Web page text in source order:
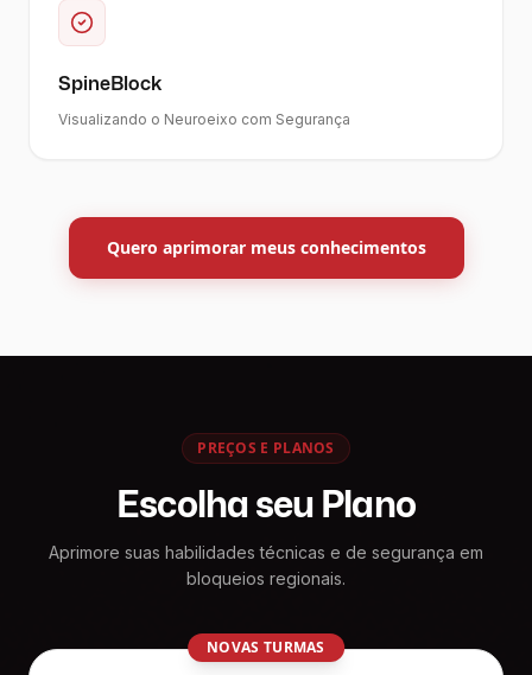
SpineBlock
Visualizando o Neuroeixo com Segurança
Quero aprimorar meus conhecimentos
PREÇOS E PLANOS
Escolha seu Plano
Aprimore suas habilidades técnicas e de segurança em
bloqueios regionais.
NOVAS TURMAS